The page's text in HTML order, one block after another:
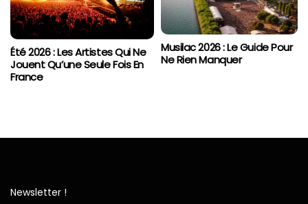
Été 2026 : Les Artistes Qui Ne
Jouent Qu’une Seule Fois En
France
Musilac 2026 : Le Guide Pour
Ne Rien Manquer
Newsletter !